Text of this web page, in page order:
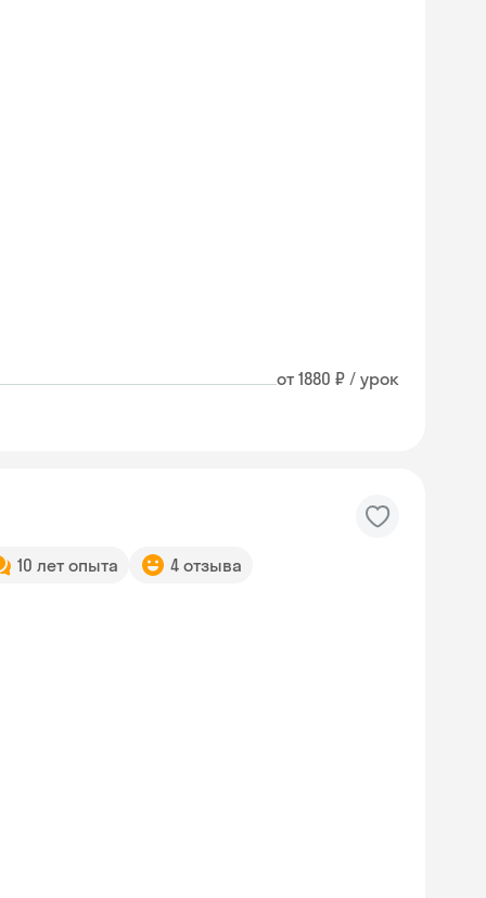
от 1880 ₽ / урок
10 лет опыта 4 отзыва